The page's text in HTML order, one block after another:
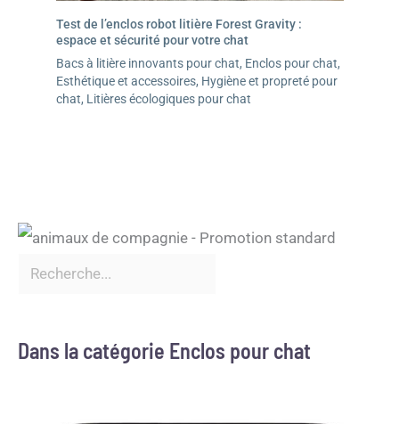
Test de l’enclos robot litière Forest Gravity :
espace et sécurité pour votre chat
Bacs à litière innovants pour chat, Enclos pour chat,
Esthétique et accessoires, Hygiène et propreté pour
chat, Litières écologiques pour chat
Dans la catégorie Enclos pour chat